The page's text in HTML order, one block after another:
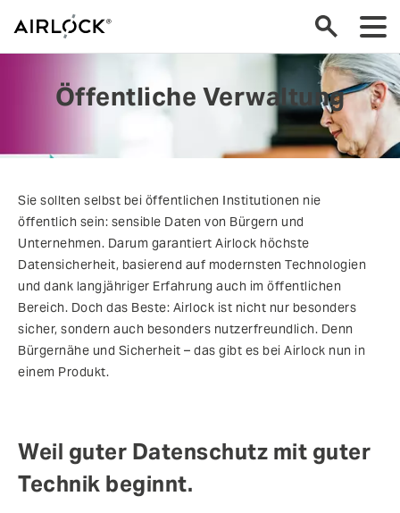
Öffentliche Verwaltung
Sie sollten selbst bei öffentlichen Institutionen nie
öffentlich sein: sensible Daten von Bürgern und
Unternehmen. Darum garantiert Airlock höchste
Datensicherheit, basierend auf modernsten Technologien
und dank langjähriger Erfahrung auch im öffentlichen
Bereich. Doch das Beste: Airlock ist nicht nur besonders
sicher, sondern auch besonders nutzerfreundlich. Denn
Bürgernähe und Sicherheit – das gibt es bei Airlock nun in
einem Produkt.
Weil guter Datenschutz mit guter
Technik beginnt.